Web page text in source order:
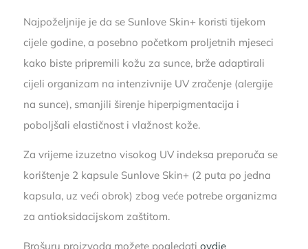
Najpoželjnije je da se Sunlove Skin+ koristi tijekom
cijele godine, a posebno početkom proljetnih mjeseci
kako biste pripremili kožu za sunce, brže adaptirali
cijeli organizam na intenzivnije UV zračenje (alergije
na sunce), smanjili širenje hiperpigmentacija i
poboljšali elastičnost i vlažnost kože.
Za vrijeme izuzetno visokog UV indeksa preporuča se
korištenje 2 kapsule Sunlove Skin+ (2 puta po jedna
kapsula, uz veći obrok) zbog veće potrebe organizma
za antioksidacijskom zaštitom.
Brošuru proizvoda možete pogledati ovdje